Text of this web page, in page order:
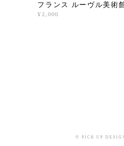
フランス ルーヴル美術
¥2,000
© PICK UP